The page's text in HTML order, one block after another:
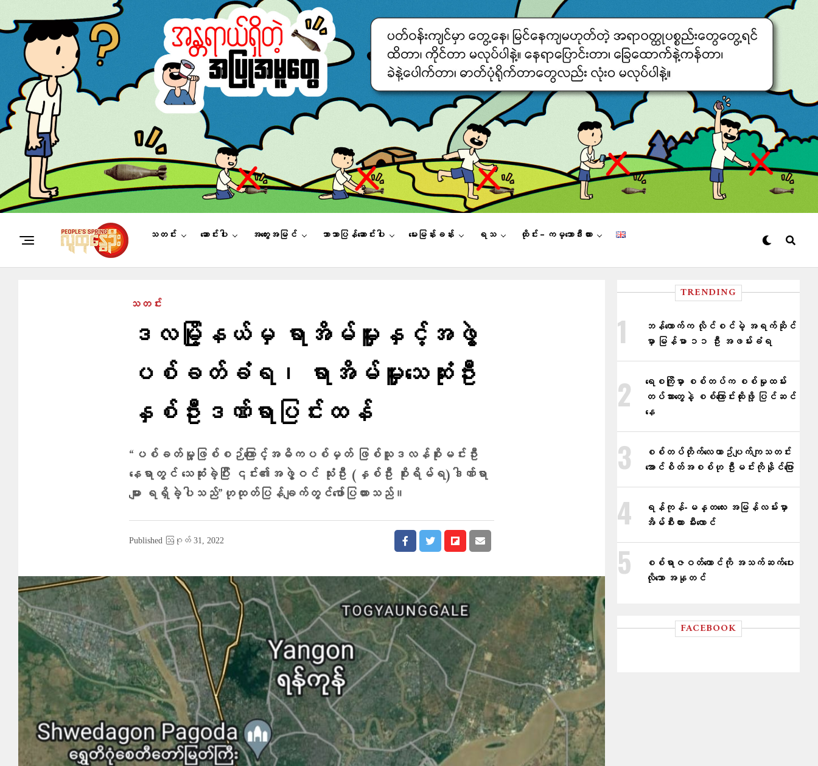
သတင်း ဆောင်းပါး အတွေးအမြင် ဘာသာပြန်ဆောင်းပါး မေးမြန်းခန်း ရသ ထိုင်း – ကမ္ဘောဒီးယား
သတင်း
ဒလမြို့နယ်မှ ရာအိမ်မှူးနှင့်အဖွဲ့
ပစ်ခတ်ခံရ၊ ရာအိမ်မှူးသေဆုံးဦး
နှစ်ဦးဒဏ်ရာပြင်းထန်
“ပစ်ခတ်မှု့ဖြစ်စဉ်ကြောင့်အဓိကပစ်မှတ် ဖြစ်သူဒလန်စိုးမင်းဦး
နေရာတွင် သေဆုံးခဲ့ပြီး ၎င်း၏အဖွဲ့ဝင် သုံးဦး (နှစ်ဦး စိုးရိမ်ရ)ဒါဏ်ရာ
များ ရရှိခဲ့ပါသည်”ဟုထုတ်ပြန်ချက်တွင်​ဖော်ပြထားသည်။
Published ဩဂုတ် 31, 2022
TRENDING
ဘန်ကောက်က လိုင်စင်မဲ့ အရက်ဆိုင်
မှာ မြန်မာ ၁၁ ဦး အဖမ်းခံရ
ရေစကြိုမှာ စစ်တပ်က စစ်မှုထမ်း
တပ်သားတွေနဲ့ စစ်ကြောင်းထိုးဖို့ ပြင်ဆင်
နေ
စစ်တပ်တိုက်​လေယာဥ်ပျက်ကျသတင်း
အောင်စိတ်အစစ်ဟု ဦးမင်းကိုနိုင်​ပြော
ရန်ကုန်-မန္တလေး အမြန်လမ်းမှာ
အိမ်စီးကား မီးလောင်
စစ်ရာဇဝတ်ကောင်ကို အသက်ဆက်ပေး
လိုသော အနုတင်
FACEBOOK